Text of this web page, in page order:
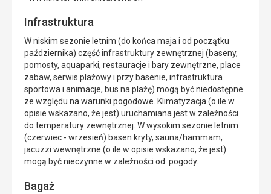
Infrastruktura
W niskim sezonie letnim (do końca maja i od początku
października) część infrastruktury zewnętrznej (baseny,
pomosty, aquaparki, restauracje i bary zewnętrzne, place
zabaw, serwis plażowy i przy basenie, infrastruktura
sportowa i animacje, bus na plażę) mogą być niedostępne
ze względu na warunki pogodowe. Klimatyzacja (o ile w
opisie wskazano, że jest) uruchamiana jest w zależności
do temperatury zewnętrznej. W wysokim sezonie letnim
(czerwiec - wrzesień) basen kryty, sauna/hammam,
jacuzzi wewnętrzne (o ile w opisie wskazano, że jest)
mogą być nieczynne w zależności od pogody.
Bagaż